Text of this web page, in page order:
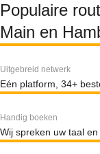
Populaire
Main en
Uitgebreid netwerk
Eén platform, 34+
Handig boeken
Wij spreken uw taal